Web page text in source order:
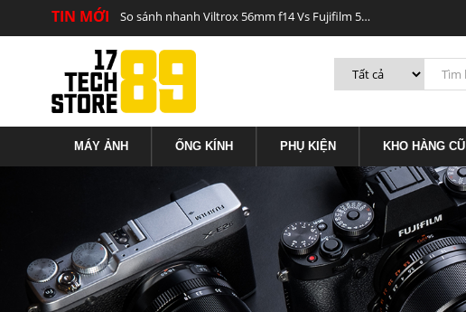
TIN MỚI So sánh nhanh Viltrox 56mm f14 Vs Fujifilm 56mm f12
MÁY ẢNH ỐNG KÍNH PHỤ KIỆN KHO HÀNG CŨ